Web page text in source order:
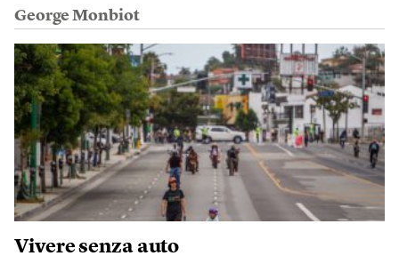
George Monbiot
Vivere senza auto